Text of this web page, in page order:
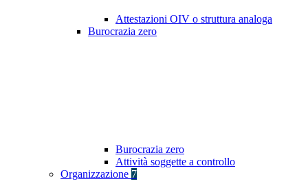
Attestazioni OIV o struttura analoga
Burocrazia zero
Burocrazia zero
Attività soggette a controllo
Organizzazione 7